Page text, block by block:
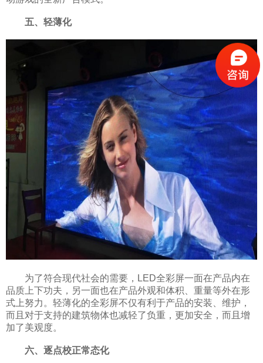
五、轻薄化
为了符合现代社会的需要，LED全彩屏一面在产品内在
品质上下功夫，另一面也在产品外观和体积、重量等外在形
式上努力。轻薄化的全彩屏不仅有利于产品的安装、维护，
而且对于支持的建筑物体也减轻了负重，更加安全，而且增
加了美观度。
六、逐点校正常态化